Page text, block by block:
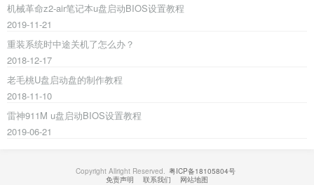
机械革命z2-air笔记本u盘启动BIOS设置教程
2019-11-21
重装系统时中途关机了怎么办？
2018-12-17
老毛桃U盘启动盘的制作教程
2018-11-10
雷神911M u盘启动BIOS设置教程
2019-06-21
Copyright Allright Reserved. 粤ICP备18105804号
免责声明
联系我们 网站地图